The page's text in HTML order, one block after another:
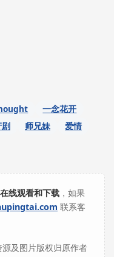
一念花开
剧 师兄妹
爱情
线观看和下载 ，如果
联系客
及图片版权归原作者